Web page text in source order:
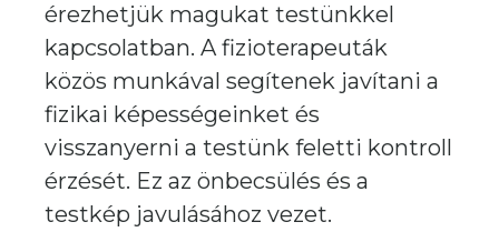
érezhetjük magukat testünkkel
kapcsolatban. A fizioterapeuták
közös munkával segítenek javítani a
fizikai képességeinket és
visszanyerni a testünk feletti kontroll
érzését. Ez az önbecsülés és a
testkép javulásához vezet.